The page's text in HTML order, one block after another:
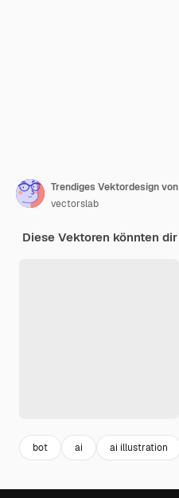
Trendiges Vektordesign
vectorslab
Diese Vektoren könnten
bot ai ai illustration